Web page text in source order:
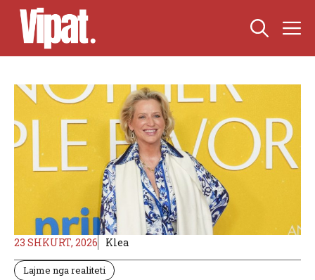
Skip
content
23 SHKURT, 2026 Klea
Lajme nga realiteti